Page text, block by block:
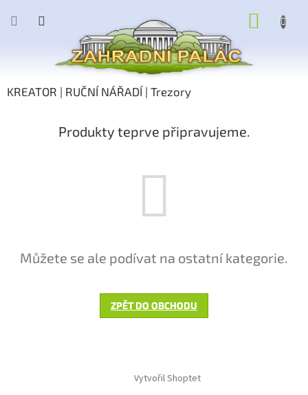
KREATOR | RUČNÍ NÁŘADÍ | Trezory
Produkty teprve připravujeme.
Můžete se ale podívat na ostatní kategorie.
ZPĚT DO OBCHODU
Vytvořil Shoptet